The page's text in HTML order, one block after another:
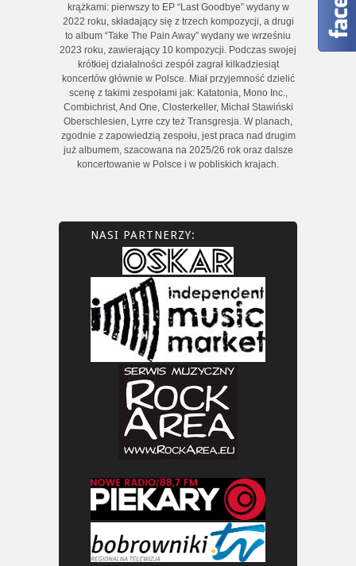
krążkami: pierwszy to EP “Last Goodbye” wydany w
2022 roku, składający się z trzech kompozycji, a drugi
to album “Take The Pain Away” wydany we wrześniu
2023 roku, zawierający 10 kompozycji. Podczas swojej
krótkiej działalności zespół zagrał kilkadziesiąt
koncertów głównie w Polsce. Miał przyjemność dzielić
scenę z takimi zespołami jak: Katatonia, Mono Inc.,
Combichrist, And One, Closterkeller, Michał Stawiński
Oberschlesien, Lyrre czy też Transgresja. W planach,
zgodnie z zapowiedzią zespołu, jest praca nad drugim
już albumem, szacowana na 2025/26 rok oraz dalsze
koncertowanie w Polsce i w pobliskich krajach.
NASI PARTNERZY: